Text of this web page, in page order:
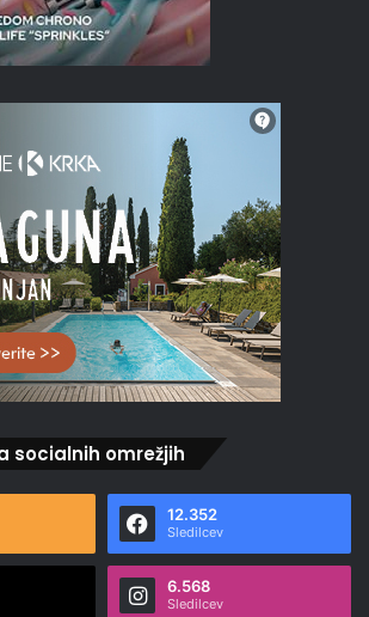
socialnih omrežjih
12.352
Sledilcev
6.568
Sledilcev